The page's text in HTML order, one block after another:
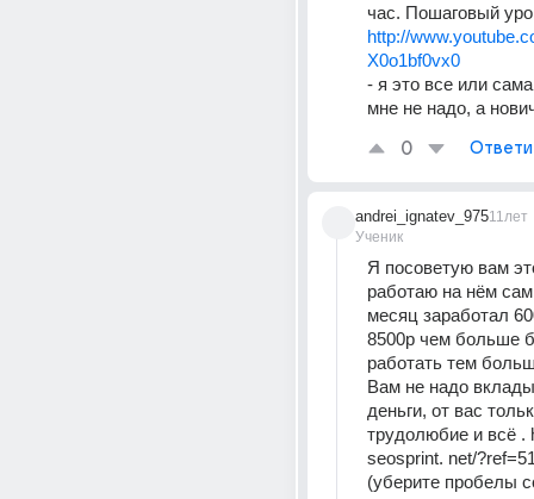
час. Пошаговый
http://
X0o1bf0vx0
- я это все или
мне не надо, а
0
andrei_ignatev_975
Ученик
11лет
Я посоветую вам
работаю на нём
месяц заработал
8500р чем больше
работать тем
Вам не надо
деньги, от вас
трудолюбие и всё .
seosprint. net/
(уберите пробелы